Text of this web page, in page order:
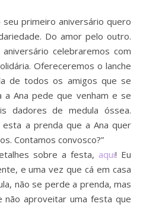
seu primeiro aniversário quero
Do amor pelo outro.
celebraremos com
Ofereceremos o lanche
de todos os amigos que se
a Ana pede que venham e se
dadores de medula óssea.
a prenda que a Ana quer
Contamos convosco?”
sobre a festa, aqui! Eu
e uma vez que cá em casa
não se perde a prenda, mas
não aproveitar uma festa que